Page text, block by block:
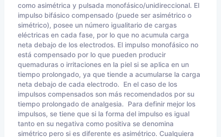
como asimétrica y pulsada monofásico/unidireccional. El
impulso bifásico compensado (puede ser asimétrico o
simétrico), posee un número igualitario de cargas
eléctricas en cada fase, por lo que no acumula carga
neta debajo de los electrodos. El impulso monofásico no
está compensado por lo que pueden producir
quemaduras o irritaciones en la piel si se aplica en un
tiempo prolongado, ya que tiende a acumularse la carga
neta debajo de cada electrodo. En el caso de los
impulsos compensados son más recomendados por su
tiempo prolongado de analgesia. Para definir mejor los
impulsos, se tiene que si la forma del impulso es igual
tanto en su negativa como positiva se denomina
simétrico pero si es diferente es asimétrico. Cualquiera